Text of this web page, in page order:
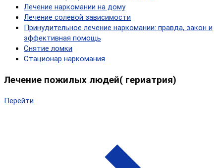
Лечение наркомании на дому
Лечение солевой зависимости
Принудительное лечение наркомании: правда, закон и
эффективная помощь
Снятие ломки
Стационар наркомания
Лечение пожилых людей( гериатрия)
Перейти